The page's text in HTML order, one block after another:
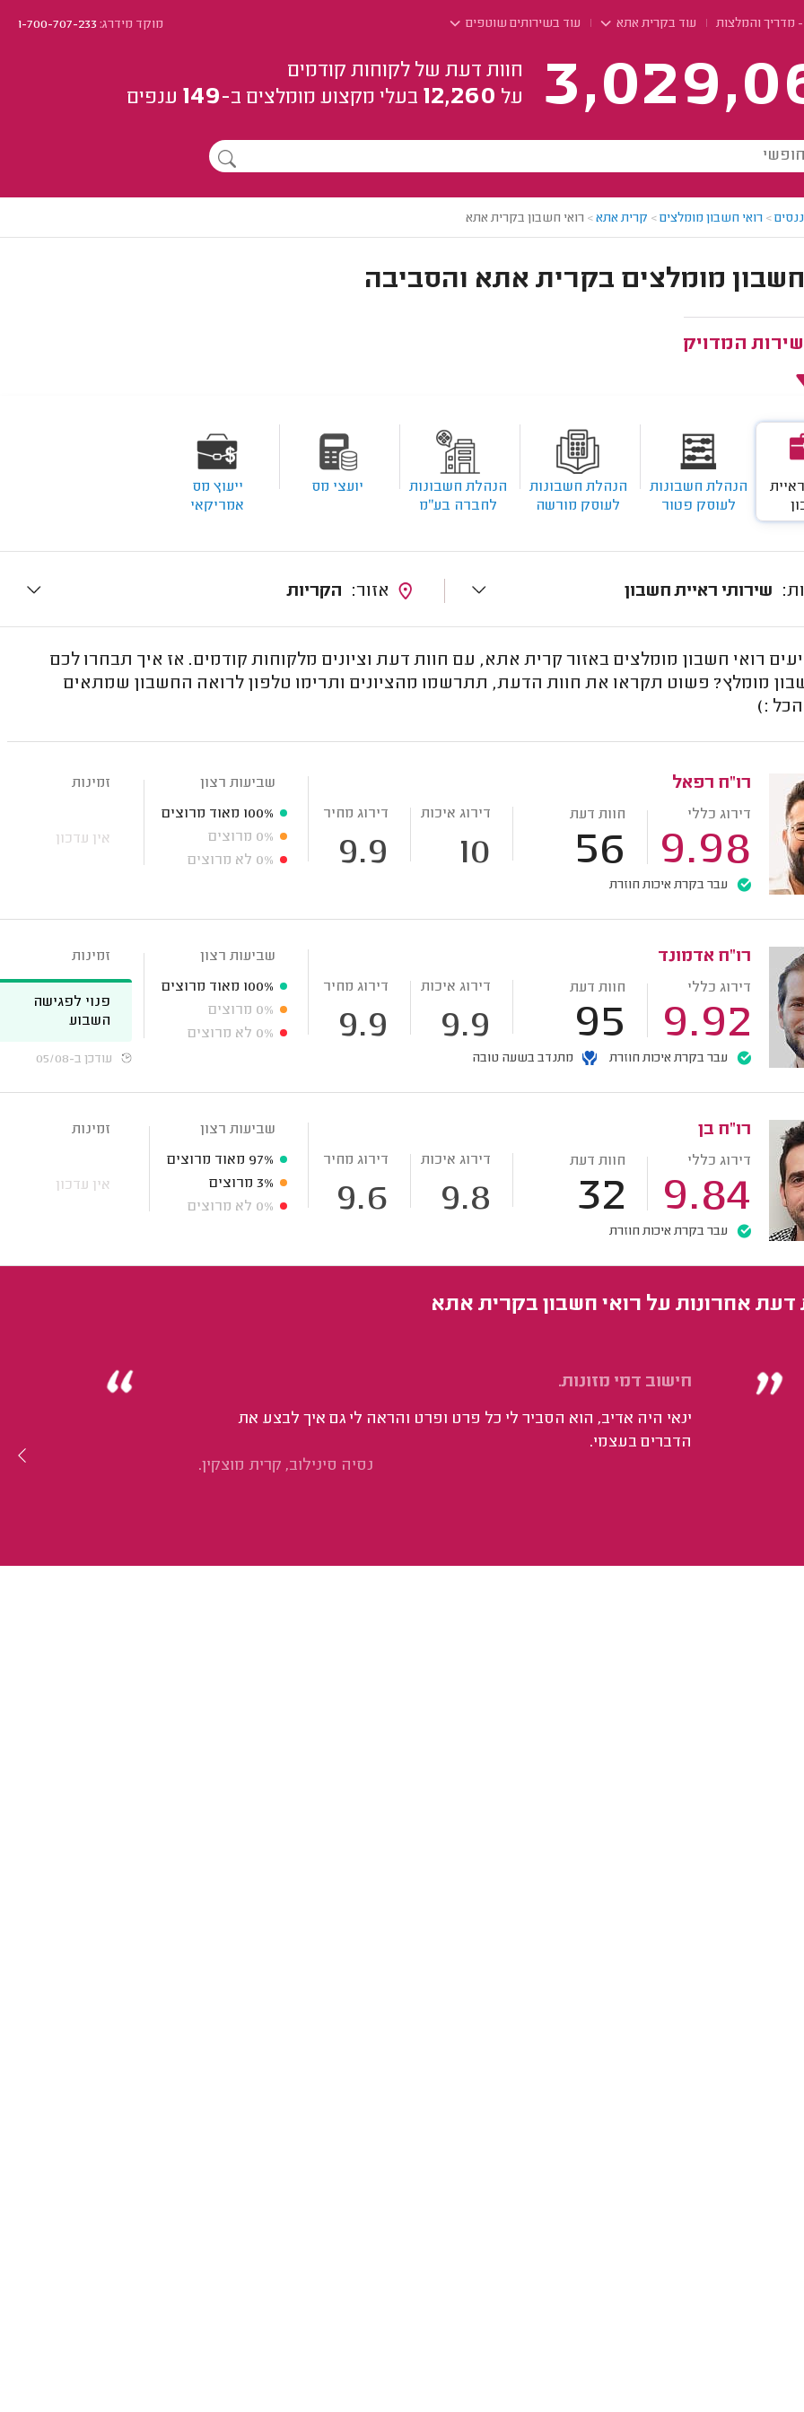
- מדריך והמלצות עוד בקרית אתא עוד בשירותים שוטפים מוקד מידרג:1-700-707-233
חוות דעת של לקוחות קודמים
על 12,260 בעלי מקצוע מומלצים ב-149 ענפים
> רואי חשבון מומלצים> קרית אתא> רואי חשבון בקרית אתא
חשבון מומלצים בקרית אתא והסביבה
המדויק
הנהלת חשבונות
לעוסק פטור
הנהלת חשבונות
לעוסק מורשה
הנהלת חשבונות
לחברה בע''מ
יועצי מס
ייעוץ מס
אמריקאי
שירותי ראיית חשבון הקריות
רואי חשבון מומלצים באזור קרית אתא, עם חוות דעת וציונים מלקוחות קודמים. אז איך תבחרו לכם
מומלץ? פשוט תקראו את חוות הדעת, תתרשמו מהציונים ותרימו טלפון לרואה החשבון שמתאים
:)
רו"ח רפאל
דירוג כללי
9.98
חוות דעת
56
דירוג איכות
10
דירוג מחיר
9.9
עבר בקרת איכות חוזרת
שביעות רצון
100% מאוד מרוצים
0% מרוצים
0% לא מרוצים
זמינות
אין עדכון
רו"ח אדמונד
דירוג כללי
9.92
חוות דעת
95
דירוג איכות
9.9
דירוג מחיר
9.9
עבר בקרת איכות חוזרת מתנדב בשעה טובה
שביעות רצון
100% מאוד מרוצים
0% מרוצים
0% לא מרוצים
זמינות
פנוי לפגישה
השבוע
עודכן ב-05/08
רו"ח בן
דירוג כללי
9.84
חוות דעת
32
דירוג איכות
9.8
דירוג מחיר
9.6
עבר בקרת איכות חוזרת
שביעות רצון
97% מאוד מרוצים
3% מרוצים
0% לא מרוצים
זמינות
אין עדכון
דעת אחרונות על רואי חשבון בקרית אתא
חישוב דמי מזונות.
ינאי היה אדיב, הוא הסביר לי כל פרט ופרט והראה לי גם איך לבצע את
הדברים בעצמי.
נסיה סינילוב, קרית מוצקין.